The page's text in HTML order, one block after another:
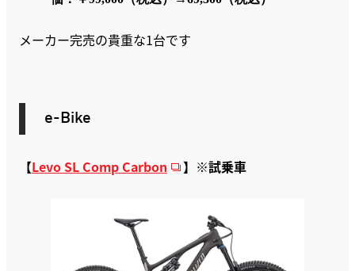
メーカー完売の貴重な1台です
e-Bike
【Levo SL Comp Carbon 】※試乗車